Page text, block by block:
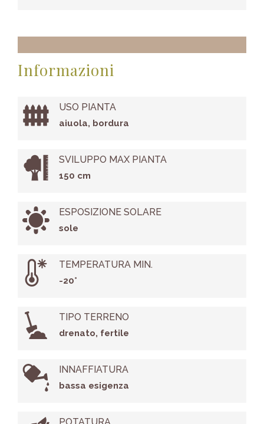
Informazioni
USO PIANTA
aiuola, bordura
SVILUPPO MAX PIANTA
150 cm
ESPOSIZIONE SOLARE
sole
TEMPERATURA MIN.
-20°
TIPO TERRENO
drenato, fertile
INNAFFIATURA
bassa esigenza